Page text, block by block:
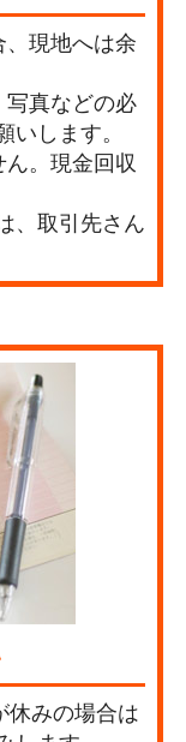
現地へは余
写真などの必
いします。
。現金回収
、取引先さん
休みの場合は